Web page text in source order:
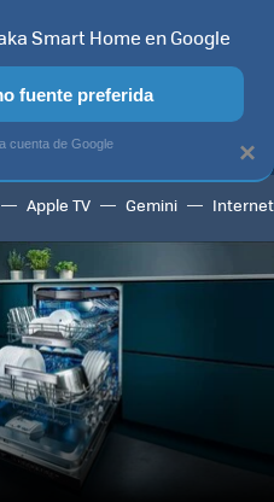
NUEVO
TV
Apple TV Gemini Internet
×
Smart Home en Google
fuente preferida
cuenta de Google